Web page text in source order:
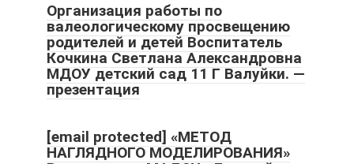
Организация работы по
валеологическому просвещению
родителей и детей Воспитатель
Кочкина Светлана Александровна
МДОУ детский сад 11 Г Валуйки. —
презентация
[email protected] «МЕТОД
НАГЛЯДНОГО МОДЕЛИРОВАНИЯ»